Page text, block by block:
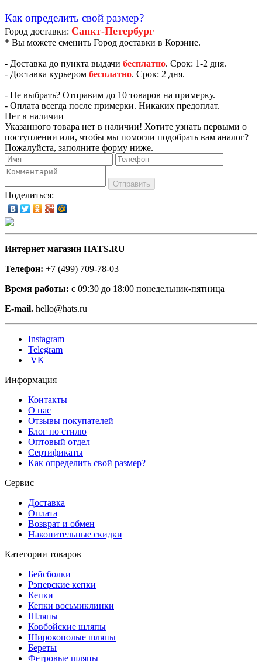
Как определить свой размер?
Город доставки: Санкт-Петербург
* Вы можете сменить Город доставки в Корзине.
- Доставка до пункта выдачи бесплатно. Срок: 1-2 дня.
- Доставка курьером бесплатно. Срок: 2 дня.
- Не выбрать? Отправим до 10 товаров на примерку.
- Оплата всегда после примерки. Никаких предоплат.
Нет в наличии
Указанного товара нет в наличии! Хотите узнать первыми о
поступлении или, чтобы мы помогли подобрать вам аналог?
Пожалуйста, заполните форму ниже.
Отправить
Поделиться:
Интернет магазин HATS.RU
Телефон: +7 (499) 709-78-03
Время работы: с 09:30 до 18:00 понедельник-пятница
E-mail. hello@hats.ru
Instagram
Telegram
VK
Информация
Контакты
О нас
Отзывы покупателей
Блог по стилю
Оптовый отдел
Сертификаты
Как определить свой размер?
Сервис
Доставка
Оплата
Возврат и обмен
Накопительные скидки
Категории товаров
Бейсболки
Рэперские кепки
Кепки
Кепки восьмиклинки
Шляпы
Ковбойские шляпы
Широкополые шляпы
Береты
Фетровые шляпы